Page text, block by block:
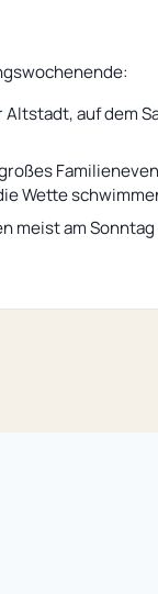
auf dem
Wette
meist am Sonntag